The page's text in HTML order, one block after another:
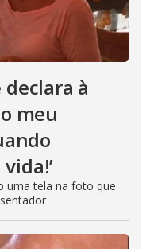
à
meu
uma tela na foto que